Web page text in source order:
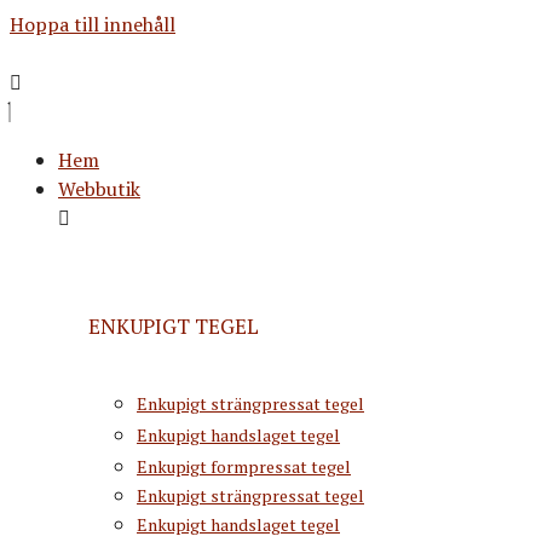
Hoppa till innehåll
Hem
Webbutik
ENKUPIGT TEGEL
Enkupigt strängpressat tegel
Enkupigt handslaget tegel
Enkupigt formpressat tegel
Enkupigt strängpressat tegel
Enkupigt handslaget tegel